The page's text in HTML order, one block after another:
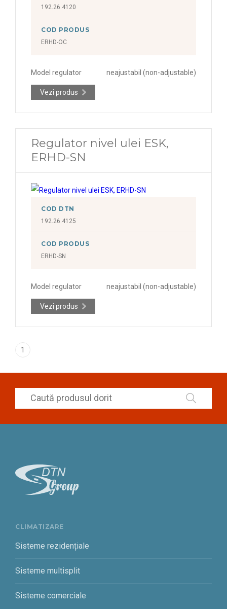
192.26.4120
COD PRODUS
ERHD-OC
Model regulator neajustabil (non-adjustable)
Vezi produs
Regulator nivel ulei ESK,
ERHD-SN
COD DTN
192.26.4125
COD PRODUS
ERHD-SN
Model regulator neajustabil (non-adjustable)
Vezi produs
1
CLIMATIZARE
Sisteme rezidențiale
Sisteme multisplit
Sisteme comerciale